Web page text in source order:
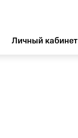
Личный кабинет